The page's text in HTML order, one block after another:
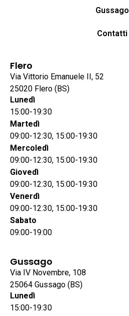
Gussago
Contatti
Flero
Via Vittorio Emanuele II, 52
25020 Flero (BS)
Lunedì
15:00-19:30
Martedì
09:00-12:30, 15:00-19:30
Mercoledì
09:00-12:30, 15:00-19:30
Giovedì
09:00-12:30, 15:00-19:30
Venerdì
09:00-12:30, 15:00-19:30
Sabato
09:00-19:00
Gussago
Via IV Novembre, 108
25064 Gussago (BS)
Lunedì
15:00-19:30